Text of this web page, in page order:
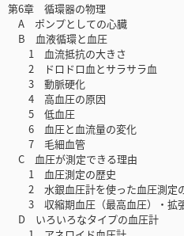
第6章 循環器の物理
A ポンプとしての心臓
B 血液循環と血圧
1 血流抵抗の大きさ
2 ドロドロ血とサラサラ血
3 動脈硬化
4 高血圧の原因
5 低血圧
6 血圧と血流量の変化
7 毛細血管
C 血圧が測定できる理由
1 血圧測定の歴史
2 水銀血圧計を使った血圧測定
3 収縮期血圧（最高血圧）・拡張
D いろいろなタイプの血圧計